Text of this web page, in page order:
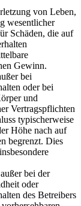
von Leben,
wesentlicher
Schäden, die auf
Gewinn.
bei
oder bei
und
Vertragspflichten
typischerweise
Höhe nach auf
begrenzt. Dies
bei der
oder
des Betreibers